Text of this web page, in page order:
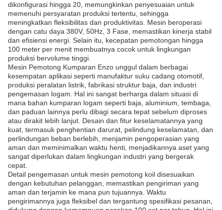
dikonfigurasi hingga 20, memungkinkan penyesuaian untuk
memenuhi persyaratan produksi tertentu, sehingga
meningkatkan fleksibilitas dan produktivitas. Mesin beroperasi
dengan catu daya 380V, 50Hz, 3 Fase, memastikan kinerja stabil
dan efisiensi energi. Selain itu, kecepatan pemotongan hingga
100 meter per menit membuatnya cocok untuk lingkungan
produksi bervolume tinggi.
Mesin Pemotong Kumparan Enzo unggul dalam berbagai
kesempatan aplikasi seperti manufaktur suku cadang otomotif,
produksi peralatan listrik, fabrikasi struktur baja, dan industri
pengemasan logam. Hal ini sangat berharga dalam situasi di
mana bahan kumparan logam seperti baja, aluminium, tembaga,
dan paduan lainnya perlu dibagi secara tepat sebelum diproses
atau dirakit lebih lanjut. Desain dan fitur keselamatannya yang
kuat, termasuk penghentian darurat, pelindung keselamatan, dan
perlindungan beban berlebih, menjamin pengoperasian yang
aman dan meminimalkan waktu henti, menjadikannya aset yang
sangat diperlukan dalam lingkungan industri yang bergerak
cepat.
Detail pengemasan untuk mesin pemotong koil disesuaikan
dengan kebutuhan pelanggan, memastikan pengiriman yang
aman dan terjamin ke mana pun tujuannya. Waktu
pengirimannya juga fleksibel dan tergantung spesifikasi pesanan,